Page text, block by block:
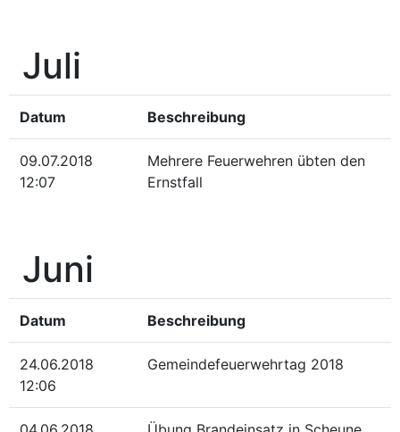
Juli
Datum Beschreibung
09.07.2018
12:07
Mehrere Feuerwehren übten den
Ernstfall
Juni
Datum Beschreibung
24.06.2018
12:06
Gemeindefeuerwehrtag 2018